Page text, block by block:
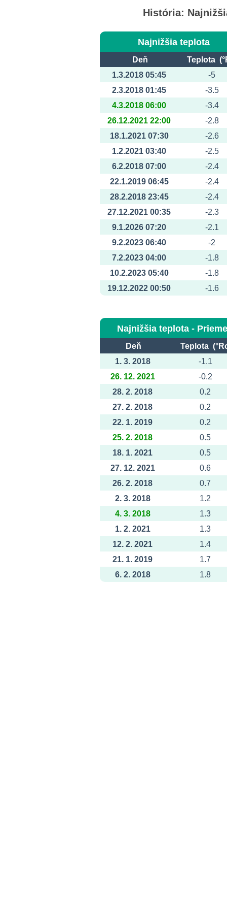
História:
Najnižšia teplota
Deň
Teplota
1.3.2018 05:45
-5
2.3.2018 01:45
-3.5
4.3.2018 06:00
-3.4
26.12.2021 22:00
-2.8
18.1.2021 07:30
-2.6
1.2.2021 03:40
-2.5
6.2.2018 07:00
-2.4
22.1.2019 06:45
-2.4
28.2.2018 23:45
-2.4
27.12.2021 00:35
-2.3
9.1.2026 07:20
-2.1
9.2.2023 06:40
-2
7.2.2023 04:00
-1.8
10.2.2023 05:40
-1.8
19.12.2022 00:50
-1.6
Najnižšia teplota -
Deň
Teplota
1. 3. 2018
-1.1
26. 12. 2021
-0.2
28. 2. 2018
0.2
27. 2. 2018
0.2
22. 1. 2019
0.2
25. 2. 2018
0.5
18. 1. 2021
0.5
27. 12. 2021
0.6
26. 2. 2018
0.7
2. 3. 2018
1.2
4. 3. 2018
1.3
1. 2. 2021
1.3
12. 2. 2021
1.4
21. 1. 2019
1.7
6. 2. 2018
1.8